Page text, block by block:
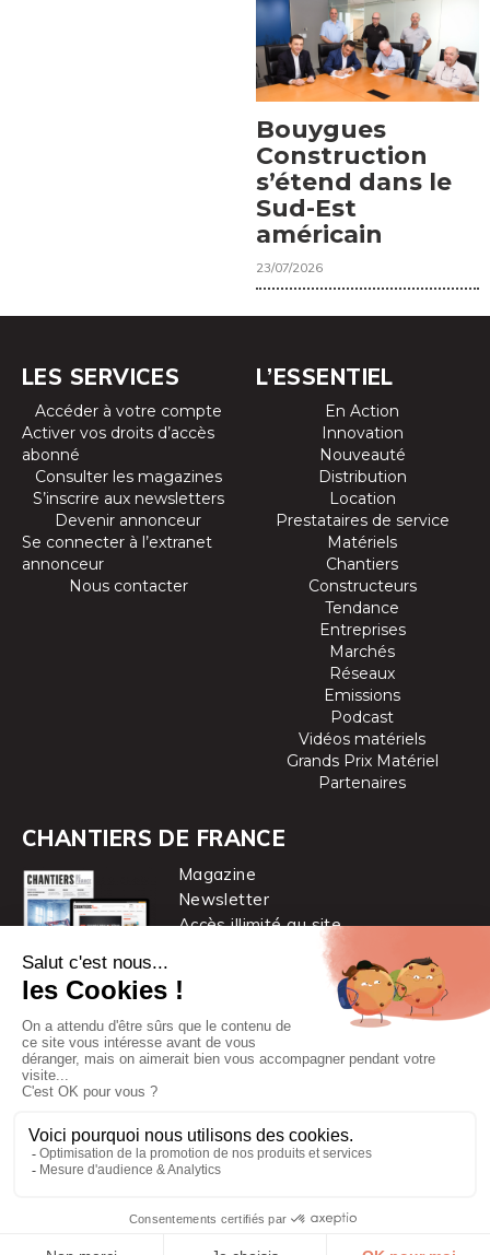
Bouygues
Construction
s’étend dans le
Sud-Est
américain
23/07/2026
LES SERVICES
Accéder à votre compte
Activer vos droits d’accès
abonné
Consulter les magazines
S’inscrire aux newsletters
Devenir annonceur
Se connecter à l’extranet
annonceur
Nous contacter
L’ESSENTIEL
En Action
Innovation
Nouveauté
Distribution
Location
Prestataires de service
Matériels
Chantiers
Constructeurs
Tendance
Entreprises
Marchés
Réseaux
Emissions
Podcast
Vidéos matériels
Grands Prix Matériel
Partenaires
CHANTIERS DE FRANCE
Magazine
Newsletter
Accès illimité au site
Chantiers de France est une marque
| Mentions légales